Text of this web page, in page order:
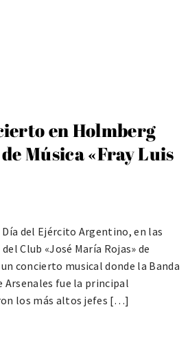
en Holmberg
Música «Fray Luis
del Ejército Argentino, en las
Club «José María Rojas» de
concierto musical donde la Banda
fue la principal
los más altos jefes […]